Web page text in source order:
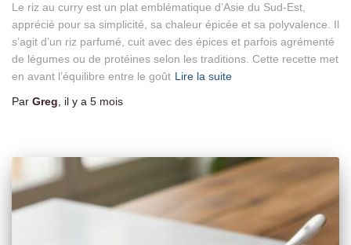
Le riz au curry est un plat emblématique d’Asie du Sud-Est,
apprécié pour sa simplicité, sa chaleur épicée et sa polyvalence. Il
s’agit d’un riz parfumé, cuit avec des épices et parfois agrémenté
de légumes ou de protéines selon les traditions. Cette recette met
en avant l’équilibre entre le goût Lire la suite
Par Greg, il y a 5 mois